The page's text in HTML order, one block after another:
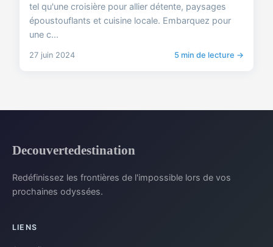
tel qu'une croisière pour allier détente, paysages
époustouflants et cuisine locale. Embarquez pour
une c...
27 juin 2024 5 min de lecture →
Decouvertedestination
Redéfinissez les frontières de l'impossible lors de vos
prochaines odyssées.
LIENS